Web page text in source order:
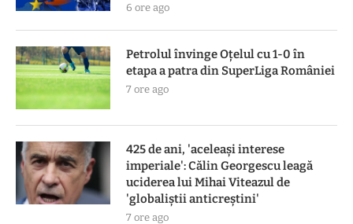
6 ore ago
Petrolul învinge Oțelul cu 1-0 în
etapa a patra din SuperLiga României
7 ore ago
425 de ani, 'aceleași interese
imperiale': Călin Georgescu leagă
uciderea lui Mihai Viteazul de
'globaliștii anticreștini'
7 ore ago